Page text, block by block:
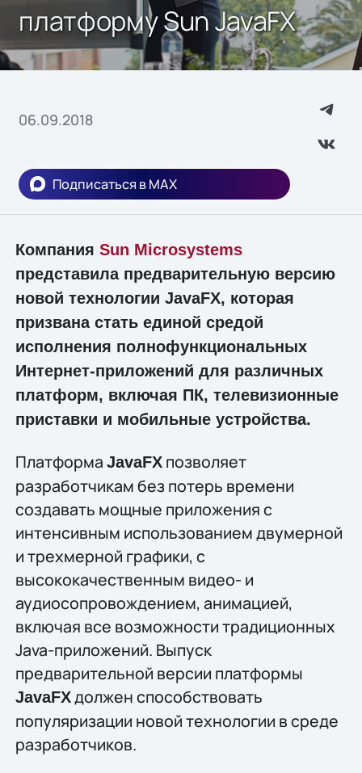
платформу Sun JavaFX
06.09.2018
Подписаться в MAX
Компания Sun Microsystems
представила предварительную версию
новой технологии JavaFX, которая
призвана стать единой средой
исполнения полнофункциональных
Интернет-приложений для различных
платформ, включая ПК, телевизионные
приставки и мобильные устройства.
Платформа JavaFXпозволяет
разработчикам без потерь времени
создавать мощные приложения с
интенсивным использованием двумерной
и трехмерной графики, с
высококачественным видео- и
аудиосопровождением, анимацией,
включая все возможности традиционных
Java-приложений. Выпуск
предварительной версии платформы
JavaFXдолжен способствовать
популяризации новой технологии в среде
разработчиков.